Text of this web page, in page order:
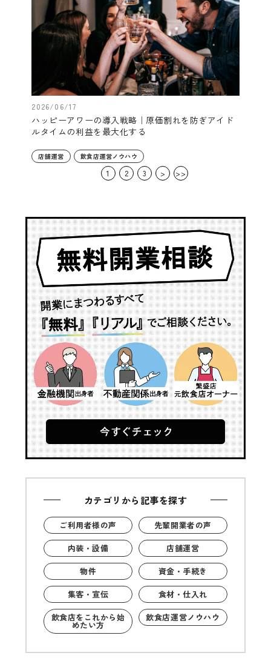
2026/06/17
ハッピーアワーの導入戦略｜原価割れを防ぎアイド
ルタイムの利益を最大化する
店舗運営 飲食店運営ノウハウ
1 2 3 > >>
カテゴリから記事を探す
ご利用者様の声
先輩開業者の声
内装・設備
店舗運営
物件
資金・手続き
集客・宣伝
食材・仕入れ
飲食店をこれから始
めたい方
飲食店運営ノウハウ